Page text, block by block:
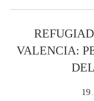
VALENCIA:
19